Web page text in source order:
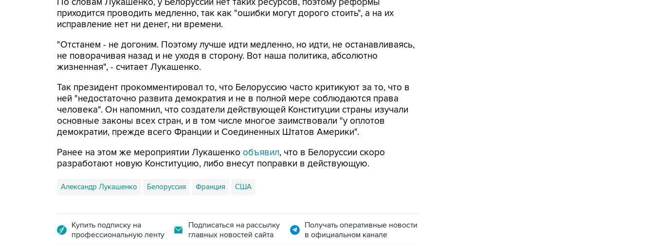
приходится проводить медленно, так как "ошибки могут дорого стоить", а на их
исправление нет ни денег, ни времени.
"Отстанем - не догоним. Поэтому лучше идти медленно, но идти, не останавливаясь,
не поворачивая назад и не уходя в сторону. Вот наша политика, абсолютно
жизненная", - считает Лукашенко.
Так президент прокомментировал то, что Белоруссию часто критикуют за то, что в
ней "недостаточно развита демократия и не в полной мере соблюдаются права
человека". Он напомнил, что создатели действующей Конституции страны изучали
основные законы всех стран, и в том числе многое заимствовали "у оплотов
демократии, прежде всего Франции и Соединенных Штатов Америки".
Ранее на этом же мероприятии Лукашенко объявил, что в Белоруссии скоро
разработают новую Конституцию, либо внесут поправки в действующую.
Александр Лукашенко Белоруссия Франция США
Купить подписку на
профессиональную ленту
Подписаться на рассылку
главных новостей сайта
Получать оперативные новости
в официальном канале